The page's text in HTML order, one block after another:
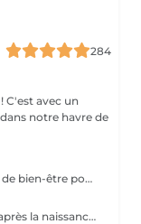
284
notre havre de
Massage Femme Enceinte Une parenthèse de bien-être pour vous et votre bébé La grossesse est une étape unique et extraordinaire, mais aussi exigeante pour le corps et l'esprit. Notre Massage Femme Enceinte a été spécialement conçu pour accompagner les futures mamans en douceur, en apportant détente, vitalité et sérénité, tout en respectant vos besoins et ceux de votre bébé. Les bienfaits du Massage Femme Enceinte -Redonne de l'énergie : soulage la fatigue et procure un regain de vitalité. -Apaise tensions et inconforts : réduit les douleurs musculaires et articulaires liées à la grossesse. -Adoucit et assouplit la peau : favorise l'hydratation et aide à prévenir l'apparition de vergetures. -Renforce le lien avec bébé : un moment privilégié pour ressentir une profonde connexion émotionnelle. -Prépare à un accouchement harmonieux : en diminuant le stress et en relâchant les tensions musculaires. Chaque séance est réalisée par des praticiens expérimentés, formés pour garantir une expérience sécurisée, adaptée et profondément apaisante. Tout est pensé pour que vous puissiez vous évader du quotidien et savourer ce moment de douceur, rien que pour vous et votre bébé. Ce soin est conseillé à partir du 2 trimestre de grossesse. Déconseillé en cas de contre-indication médicale (demandez toujours l'avis de votre médecin). Avertissement : Nos massages sont exclusivement dédiés au bien-être et à la relaxation. Ils ne remplacent pas un suivi médical et ne relèvent pas de la kinésithérapie.
Massage Post-Natal Réconfort & bien-être après la naissance La période post-natale est un moment unique dans la vie d'une femme. Après l'accouchement, il est essentiel de prendre soin de soi pour retrouver son équilibre et son énergie. Notre Massage Post-Natal a été conçu pour vous offrir un moment de profonde détente, de réconfort et d'accompagnement dans cette nouvelle étape de vie. Les bienfaits du Massage Post-Natal -Retrouver son équilibre : aide le corps à récupérer plus rapidement et à retrouver son harmonie naturelle. -Remodeler la silhouette : accompagne en douceur la réappropriation du corps après la grossesse. -Stimuler la vitalité : combat la fatigue et redonne énergie et dynamisme. -Soulager les jambes lourdes et les tensions musculaires : procure un apaisement immédiat grâce à des gestes adaptés. -Favoriser l'élimination des toxines : soutient le processus naturel de purification de l'organisme. Après avoir donné la vie, offrez-vous ce précieux moment de bien-être. Cédric veille à ce que chaque séance soit une expérience sécurisée, apaisante et entièrement dédiée à votre récupération. Découvrez également nos cartes forfaits pour prolonger ces instants de douceur et de ressourcement. Ce soin est déconseillé en cas de contre-indication médicale (demandez toujours l'avis de votre médecin). Avertissement : Nos massages sont exclusivement dédiés au bien-être et à la relaxation. Ils ne remplacent pas un suivi médical et ne relèvent pas de la kinésithérapie.